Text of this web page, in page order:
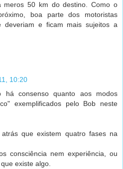
meros 50 km do destino. Como o
boa parte dos motoristas
deveriam e ficam mais sujeitos a
10:20
há consenso quanto aos modos
exemplificados pelo Bob neste
que existem quatro fases na
consciência nem experiência, ou
existe algo.